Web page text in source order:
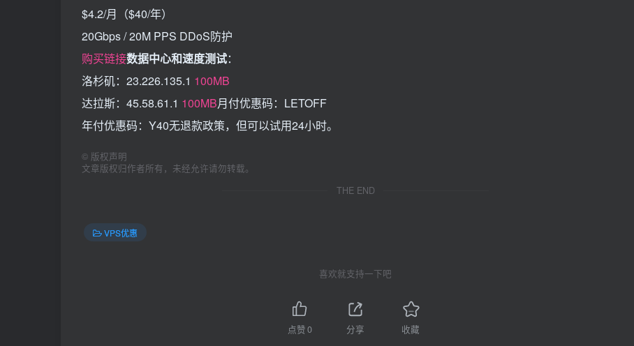
$4.2/月（$40/年）
20Gbps / 20M PPS DDoS防护
购买链接数据中心和速度测试：
洛杉矶：23.226.135.1 100MB
达拉斯：45.58.61.1 100MB月付优惠码：LETOFF
年付优惠码：Y40无退款政策，但可以试用24小时。
© 版权声明
文章版权归作者所有，未经允许请勿转载。
THE END
VPS优惠
喜欢就支持一下吧
点赞0 分享 收藏